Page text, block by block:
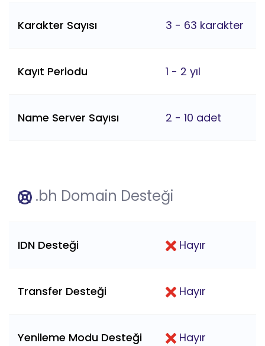
Karakter Sayısı 3 - 63 karakter
Kayıt Periodu 1 - 2 yıl
Name Server Sayısı 2 - 10 adet
.bh Domain Desteği
IDN Desteği Hayır
Transfer Desteği Hayır
Yenileme Modu Desteği Hayır